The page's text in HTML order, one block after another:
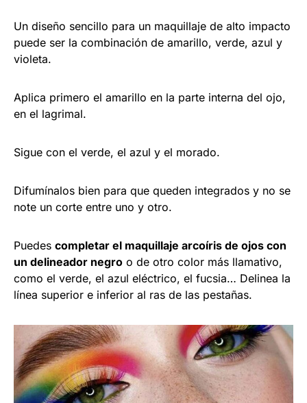
Un diseño sencillo para un maquillaje de alto impacto
puede ser la combinación de amarillo, verde, azul y
violeta.
Aplica primero el amarillo en la parte interna del ojo,
en el lagrimal.
Sigue con el verde, el azul y el morado.
Difumínalos bien para que queden integrados y no se
note un corte entre uno y otro.
Puedes completar el maquillaje arcoíris de ojos con
un delineador negro o de otro color más llamativo,
como el verde, el azul eléctrico, el fucsia… Delinea la
línea superior e inferior al ras de las pestañas.